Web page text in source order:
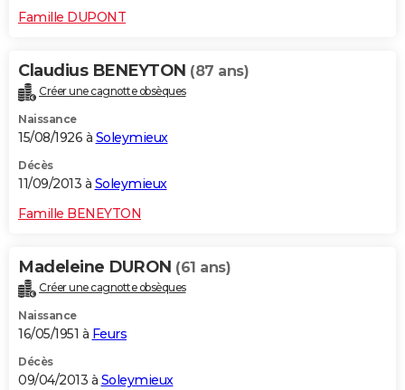
Famille DUPONT
Claudius BENEYTON (87 ans)
Créer une cagnotte obsèques
Naissance
15/08/1926 à Soleymieux
Décès
11/09/2013 à Soleymieux
Famille BENEYTON
Madeleine DURON (61 ans)
Créer une cagnotte obsèques
Naissance
16/05/1951 à Feurs
Décès
09/04/2013 à Soleymieux